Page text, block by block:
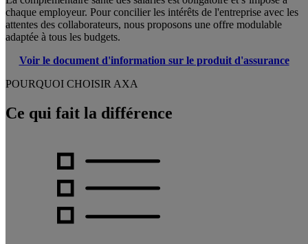
chaque employeur. Pour concilier les intérêts de l'entreprise avec les
attentes des collaborateurs, nous proposons une offre modulable
adaptée à tous les budgets.
Voir le document d'information sur le produit d'assurance
POURQUOI CHOISIR AXA
Ce qui fait la différence